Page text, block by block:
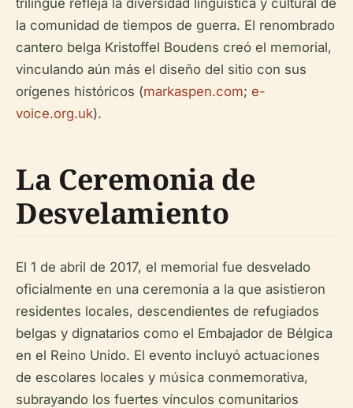
trilingüe refleja la diversidad lingüística y cultural de
la comunidad de tiempos de guerra. El renombrado
cantero belga Kristoffel Boudens creó el memorial,
vinculando aún más el diseño del sitio con sus
orígenes históricos (markaspen.com; e-
voice.org.uk).
La Ceremonia de
Desvelamiento
El 1 de abril de 2017, el memorial fue desvelado
oficialmente en una ceremonia a la que asistieron
residentes locales, descendientes de refugiados
belgas y dignatarios como el Embajador de Bélgica
en el Reino Unido. El evento incluyó actuaciones
de escolares locales y música conmemorativa,
subrayando los fuertes vínculos comunitarios